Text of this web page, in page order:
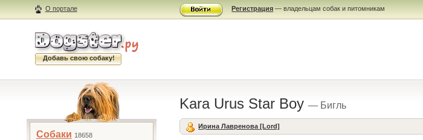
О портале Регистрация — владельцам собак и питомникам
Добавь свою собаку!
Собаки 18658
Kara Urus Star Boy— Бигль
Ирина Лавренова [Lord]